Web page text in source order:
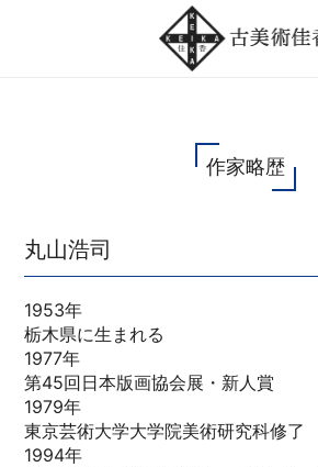
作家略歴
丸山浩司
1953年
栃木県に生まれる
1977年
第45回日本版画協会展・新人賞
1979年
東京芸術大学大学院美術研究科修了
1994年